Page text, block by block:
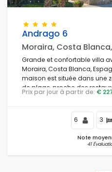
Andrago 6
Moraira, Costa
Grande et confortable villa
Moraira, Costa Blanca,
maison est située dans une
de plage, proche des
à 500 mètres de la plage de
Prix par jour à partir de: €
6 3
Note
41